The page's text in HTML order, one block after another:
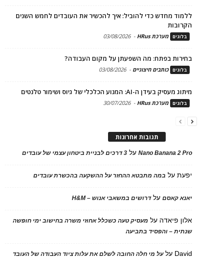
ללמוד מחדש כדי להוביל: איך להכשיר את העובדים לחמש השנים
הקרובות
בלוגים מערכת HRus -
03/08/2026
בחירות בפתח: מה השפעתן על מקום העבודה?
בלוגים כותבים חיצוניים -
03/08/2026
מיתוג מעסיק בעידן ה-AI: המנוע הכלכלי של גיוס ושימור טלנטים
בלוגים מערכת HRus -
30/07/2026
תגובות אחרונות
Nano Banana 2 Proעל 3 דרכים לבניית ביטחון עצמי של עובדים
יפעתעל במה מתבטא ההחזר על ההשקעה בהכשרת עובדים
יאנא קאסםעלדרושים במשאבי אנוש – H&M
אלון פיאדה על מעסיק טעה כשכלל אחוזי משרה בחישוב ימי חופשה
שנתית – והפסיד בתביעה
David עלעל מי חלה החובה לשלם את עלות ציוד העבודה של העובד